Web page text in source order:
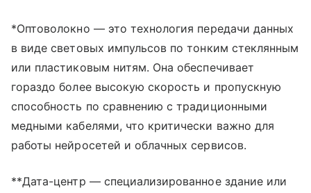
*Оптоволокно — это технология передачи данных
в виде световых импульсов по тонким стеклянным
или пластиковым нитям. Она обеспечивает
гораздо более высокую скорость и пропускную
способность по сравнению с традиционными
медными кабелями, что критически важно для
работы нейросетей и облачных сервисов.
**Дата-центр — специализированное здание или